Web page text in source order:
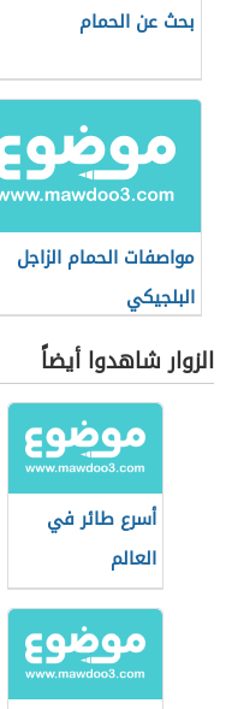
بحث عن الحمام
مواصفات الحمام الزاجل
البلجيكي
الزوار شاهدوا أيضاً
أسرع طائر في
العالم